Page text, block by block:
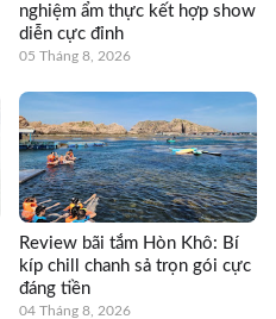
nghiệm ẩm thực kết hợp show
diễn cực đỉnh
05 Tháng 8, 2026
Review bãi tắm Hòn Khô: Bí
kíp chill chanh sả trọn gói cực
đáng tiền
04 Tháng 8, 2026